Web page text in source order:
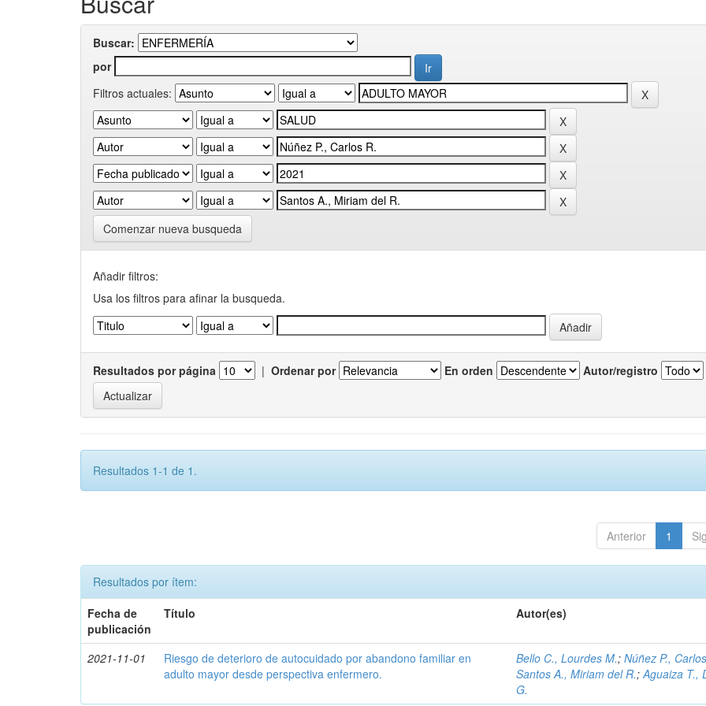
Buscar:
por
Filtros actuales:
Comenzar nueva busqueda
Añadir filtros:
Usa los filtros para afinar la busqueda.
Resultados por página | Ordenar por En orden Autor/registro
Resultados 1-1 de 1.
Anterior 1
Resultados por ítem:
Fecha de
publicación
Título Autor(es)
2021-11-01
Riesgo de deterioro de autocuidado por abandono familiar en
adulto mayor desde perspectiva enfermero.
Bello C., Lourdes M.;Núñez P.,
Santos A., Miriam del R.;Aguaiza T.,
G.